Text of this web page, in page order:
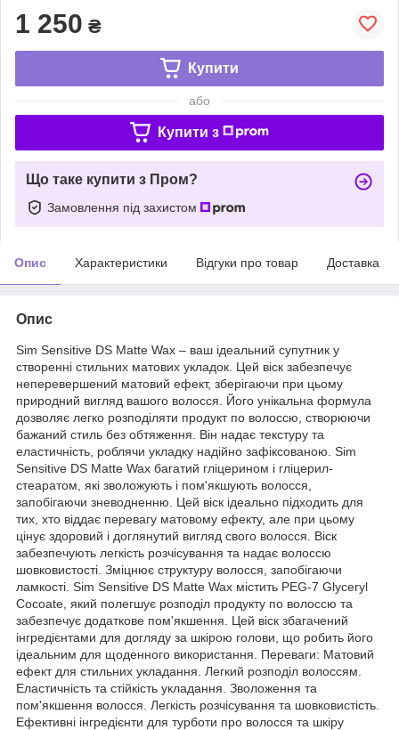
1 250 ₴
Купити
або
Купити з
Що таке купити з Пром?
Замовлення під захистом
Опис Характеристики Відгуки про товар Доставка
Опис
Sim Sensitive DS Matte Wax – ваш ідеальний супутник у
створенні стильних матових укладок. Цей віск забезпечує
неперевершений матовий ефект, зберігаючи при цьому
природний вигляд вашого волосся. Його унікальна формула
дозволяє легко розподіляти продукт по волоссю, створюючи
бажаний стиль без обтяження. Він надає текстуру та
еластичність, роблячи укладку надійно зафіксованою. Sim
Sensitive DS Matte Wax багатий гліцерином і гліцерил-
стеаратом, які зволожують і пом'якшують волосся,
запобігаючи зневодненню. Цей віск ідеально підходить для
тих, хто віддає перевагу матовому ефекту, але при цьому
цінує здоровий і доглянутий вигляд свого волосся. Віск
забезпечують легкість розчісування та надає волоссю
шовковистості. Зміцнює структуру волосся, запобігаючи
ламкості. Sim Sensitive DS Matte Wax містить PEG-7 Glyceryl
Cocoate, який полегшує розподіл продукту по волоссю та
забезпечує додаткове пом'якшення. Цей віск збагачений
інгредієнтами для догляду за шкірою голови, що робить його
ідеальним для щоденного використання. Переваги: Матовий
ефект для стильних укладання. Легкий розподіл волоссям.
Еластичність та стійкість укладання. Зволоження та
пом'якшення волосся. Легкість розчісування та шовковистість.
Ефективні інгредієнти для турботи про волосся та шкіру